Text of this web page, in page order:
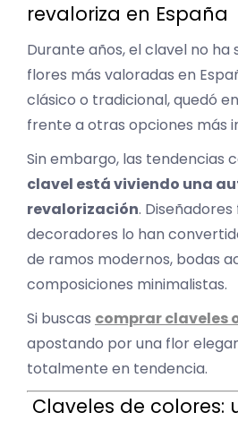
revaloriza en España
Durante años, el clavel no ha
flores más valoradas en
clásico o tradicional, quedó
frente a otras opciones más
Sin embargo, las tendencias
clavel está viviendo una
revalorización.
decoradores lo han
de ramos modernos, bodas
composiciones minimalistas.
Si buscas comprar claveles
apostando por una flor
totalmente en tendencia.
Claveles de colores: